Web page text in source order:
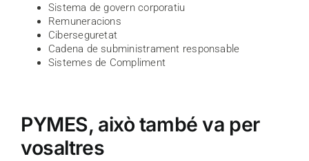
Sistema de govern corporatiu
Remuneracions
Ciberseguretat
Cadena de subministrament responsable
Sistemes de Compliment
PYMES, això també va per
vosaltres